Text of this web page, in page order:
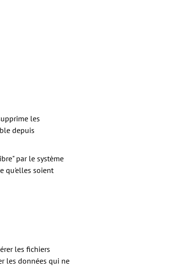
les
depuis
par le système
qu'elles soient
les fichiers
les données qui ne